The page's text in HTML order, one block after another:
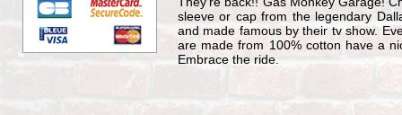
sleeve or cap from the legendary
and made famous by their tv show.
are made from 100% cotton have a
Embrace the ride.